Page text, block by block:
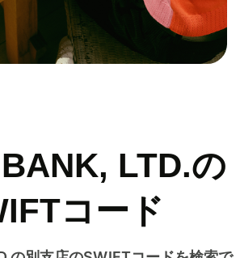
LTD.の
コード